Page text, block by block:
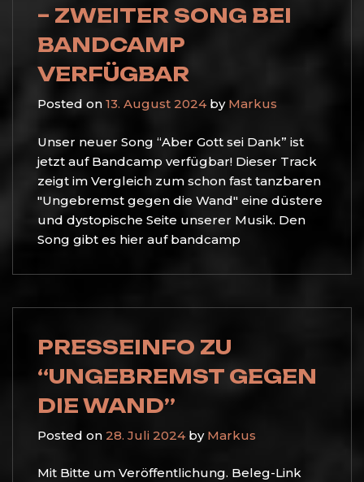
– ZWEITER SONG BEI
BANDCAMP
VERFÜGBAR
Posted on 13. August 2024by Markus
Unser neuer Song “Aber Gott sei Dank” ist
jetzt auf Bandcamp verfügbar! Dieser Track
zeigt im Vergleich zum schon fast tanzbaren
"Ungebremst gegen die Wand" eine düstere
und dystopische Seite unserer Musik. Den
Song gibt es hier auf bandcamp
PRESSEINFO ZU
“UNGEBREMST GEGEN
DIE WAND”
Posted on 28. Juli 2024by Markus
Mit Bitte um Veröffentlichung. Beleg-Link